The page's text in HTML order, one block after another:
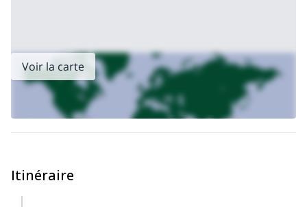
Voir la carte
Itinéraire